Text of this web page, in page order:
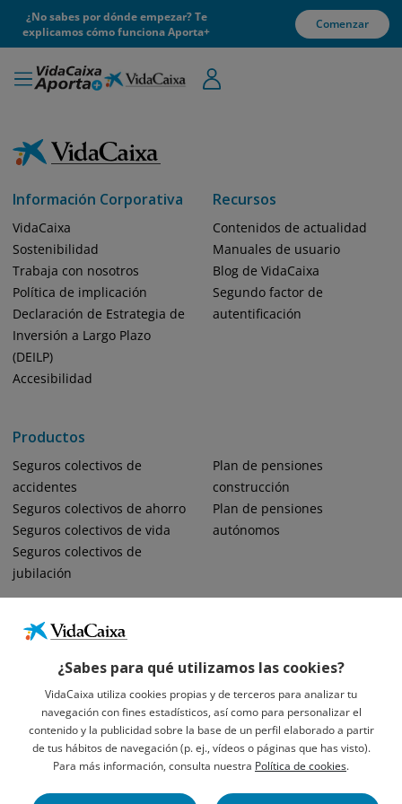
¿Sabes para qué utilizamos las cookies?
VidaCaixa utiliza cookies propias y de terceros para analizar tu
navegación con fines estadísticos, así como para personalizar el
contenido y la publicidad sobre la base de un perfil elaborado a partir
de tus hábitos de navegación (p. ej., vídeos o páginas que has visto).
Para más información, consulta nuestra Política de cookies.
¿No sabes por dónde empezar? Te
explicamos cómo funciona Aporta+
Comenzar
Información Corporativa
VidaCaixa
Sostenibilidad
Trabaja con nosotros
Política de implicación
Declaración de Estrategia de
Inversión a Largo Plazo
(DEILP)
Accesibilidad
Productos
Seguros colectivos de
accidentes
Seguros colectivos de ahorro
Seguros colectivos de vida
Seguros colectivos de
jubilación
Plan de pensiones
construcción
Plan de pensiones
autónomos
Recursos
Contenidos de actualidad
Manuales de usuario
Blog de VidaCaixa
Segundo factor de
autentificación
Informació Legal Sobre VidaCaixa, S.A.
Avís Legal
Privacidad